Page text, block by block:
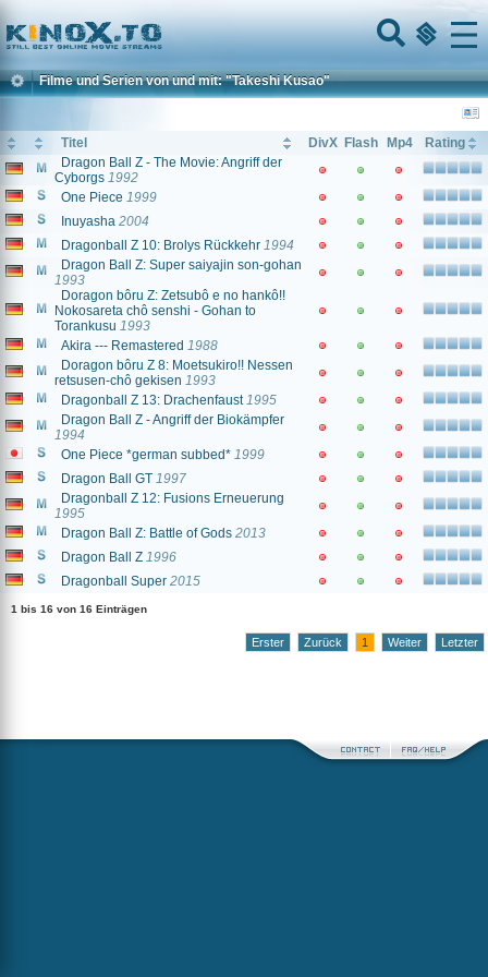
Home
Menu
Filme und Serien von und mit: "Takeshi Kusao"
Titel DivX Flash Mp4
Rating
Dragon Ball Z - The Movie: Angriff der
Cyborgs 1992
One Piece 1999
Inuyasha 2004
Dragonball Z 10: Brolys Rückkehr 1994
Dragon Ball Z: Super saiyajin son-gohan
1993
Doragon bôru Z: Zetsubô e no hankô!!
Nokosareta chô senshi - Gohan to
Torankusu 1993
Akira --- Remastered 1988
Doragon bôru Z 8: Moetsukiro!! Nessen
retsusen-chô gekisen 1993
Dragonball Z 13: Drachenfaust 1995
Dragon Ball Z - Angriff der Biokämpfer
1994
One Piece *german subbed* 1999
Dragon Ball GT 1997
Dragonball Z 12: Fusions Erneuerung
1995
Dragon Ball Z: Battle of Gods 2013
Dragon Ball Z 1996
Dragonball Super 2015
1 bis 16 von 16 Einträgen
Erster Zurück 1 Weiter Letzter